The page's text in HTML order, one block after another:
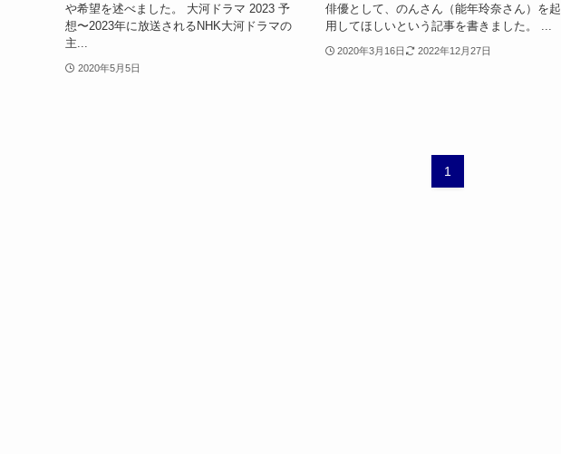
や希望を述べました。 大河ドラマ 2023 予
想〜2023年に放送されるNHK大河ドラマの
主...
2020年5月5日
俳優として、のんさん（能年玲奈さん）を起
用してほしいという記事を書きました。 ...
2020年3月16日 2022年12月27日
1